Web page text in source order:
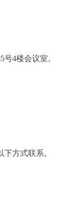
4楼会议室。
方式联系。